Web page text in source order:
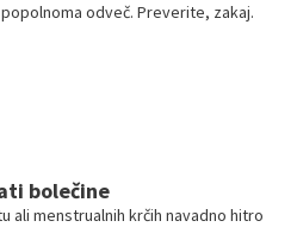
odveč. Preverite, zakaj.
bolečine
ali menstrualnih krčih navadno hitro